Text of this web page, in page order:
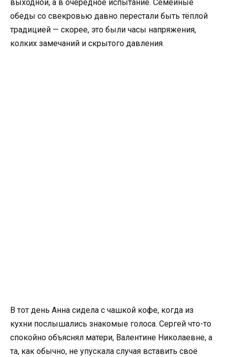
выходной, а в очередное испытание. Семейные
обеды со свекровью давно перестали быть тёплой
традицией — скорее, это были часы напряжения,
колких замечаний и скрытого давления.
В тот день Анна сидела с чашкой кофе, когда из
кухни послышались знакомые голоса. Сергей что-то
спокойно объяснял матери, Валентине Николаевне, а
та, как обычно, не упускала случая вставить своё